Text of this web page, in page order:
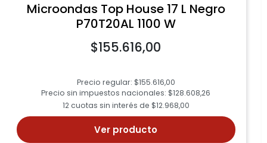
Microondas Top House 17 L Negro
P70T20AL 1100 W
$155.616,00
Precio regular: $155.616,00
Precio sin impuestos nacionales: $128.608,26
12 cuotas sin interés de $12.968,00
Ver producto